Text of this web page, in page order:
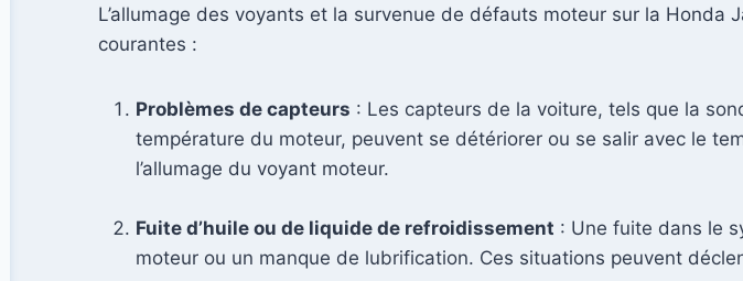
L’allumage des voyants et la survenue de défauts moteur sur la
courantes :
Problèmes de capteurs : Les capteurs de la voiture, tels que la
température du moteur, peuvent se détériorer ou se salir avec le
l’allumage du voyant moteur.
Fuite d’huile ou de liquide de refroidissement : Une fuite dans le
moteur ou un manque de lubrification. Ces situations peuvent